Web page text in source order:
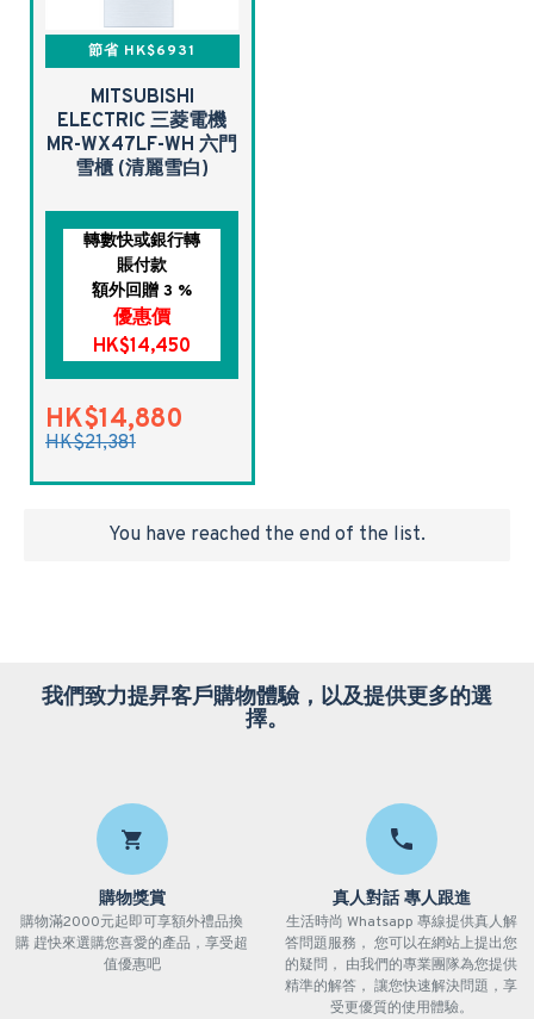
節省 HK$6931
MITSUBISHI
ELECTRIC 三菱電機
MR-WX47LF-WH 六門
雪櫃 (清麗雪白)
轉數快或銀行轉
賬付款
額外回贈 3 %
優惠價
HK$14,450
HK$14,880
HK$21,381
You have reached the end of the list.
我們致力提昇客戶購物體驗，以及提供更多的選
擇。
購物獎賞
購物滿2000元起即可享額外禮品換
購 趕快來選購您喜愛的產品，享受超
值優惠吧
真人對話 專人跟進
生活時尚 Whatsapp 專線提供真人解
答問題服務， 您可以在網站上提出您
的疑問， 由我們的專業團隊為您提供
精準的解答， 讓您快速解決問題，享
受更優質的使用體驗。